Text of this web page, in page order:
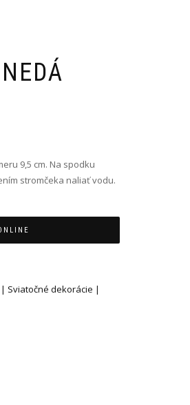
9,5 cm. Na spodku
stromčeka naliať vodu.
Sviatočné dekorácie |